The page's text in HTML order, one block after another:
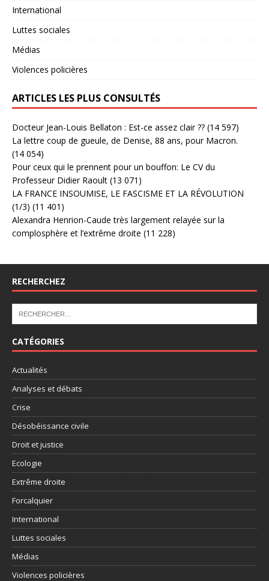
International
Luttes sociales
Médias
Violences policières
ARTICLES LES PLUS CONSULTÉS
Docteur Jean-Louis Bellaton : Est-ce assez clair ?? (14 597)
La lettre coup de gueule, de Denise, 88 ans, pour Macron.
(14 054)
Pour ceux qui le prennent pour un bouffon: Le CV du
Professeur Didier Raoult (13 071)
LA FRANCE INSOUMISE, LE FASCISME ET LA RÉVOLUTION
(1/3) (11 401)
Alexandra Henrion-Caude très largement relayée sur la
complosphère et l’extrême droite (11 228)
RECHERCHEZ
CATÉGORIES
Actualités
Analyses et débats
Crise
Désobéissance civile
Droit et justice
Ecologie
Extrême droite
Forcalquier
International
Luttes sociales
Médias
Violences policières